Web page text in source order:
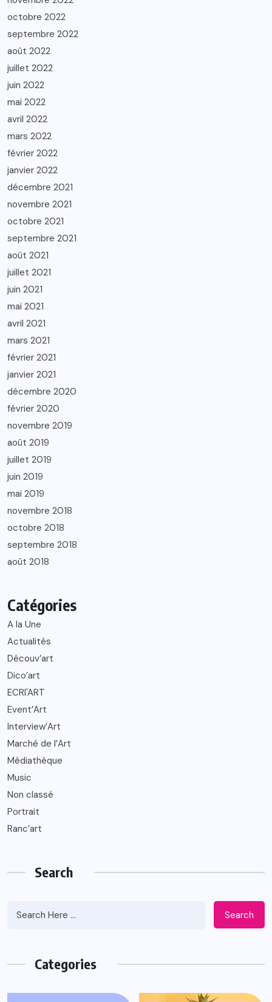
octobre 2022
septembre 2022
août 2022
juillet 2022
juin 2022
mai 2022
avril 2022
mars 2022
février 2022
janvier 2022
décembre 2021
novembre 2021
octobre 2021
septembre 2021
août 2021
juillet 2021
juin 2021
mai 2021
avril 2021
mars 2021
février 2021
janvier 2021
décembre 2020
février 2020
novembre 2019
août 2019
juillet 2019
juin 2019
mai 2019
novembre 2018
octobre 2018
septembre 2018
août 2018
Catégories
A la Une
Actualités
Découv’art
Dico’art
ECRI'ART
Event’Art
Interview’Art
Marché de l’Art
Médiathèque
Music
Non classé
Portrait
Ranc’art
Search
Search
Categories